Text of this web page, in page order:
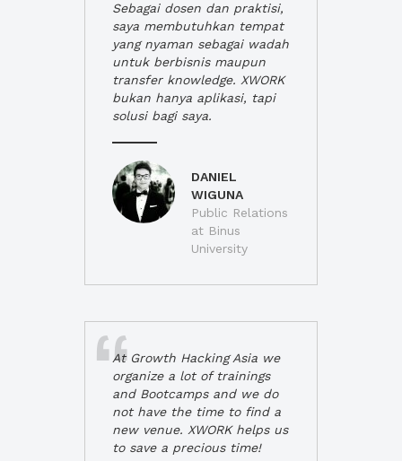
Sebagai dosen dan praktisi,
saya membutuhkan tempat
yang nyaman sebagai wadah
untuk berbisnis maupun
transfer knowledge. XWORK
bukan hanya aplikasi, tapi
solusi bagi saya.
DANIEL
WIGUNA
Public Relations
at Binus
University
At Growth Hacking Asia we
organize a lot of trainings
and Bootcamps and we do
not have the time to find a
new venue. XWORK helps us
to save a precious time!